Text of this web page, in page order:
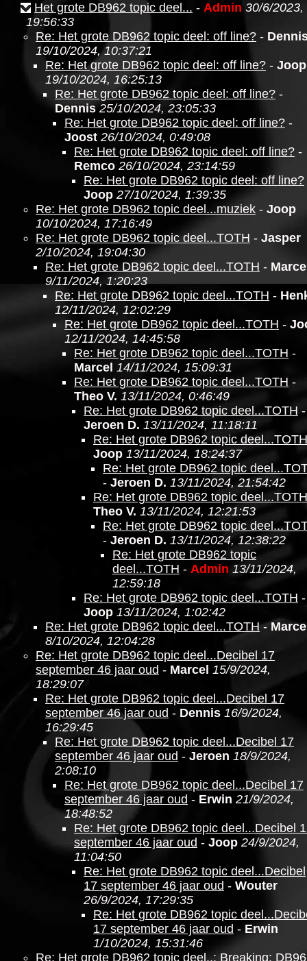
Het grote DB962 topic deel... - Admin 30/6/2023,
19:56:33
Re: Het grote DB962 topic deel: off line? -
19/10/2024, 10:37:21
Re: Het grote DB962 topic deel: off line? - Joop
19/10/2024, 16:25:13
Re: Het grote DB962 topic deel: off line? -
Dennis 25/10/2024, 23:05:33
Re: Het grote DB962 topic deel: off line? -
Joost 26/10/2024, 0:49:08
Re: Het grote DB962 topic deel: off line? -
Remco 26/10/2024, 23:14:59
Re: Het grote DB962 topic deel: off line?
Joop 27/10/2024, 1:39:35
Re: Het grote DB962 topic deel...muziek - Joop
10/10/2024, 17:16:49
Re: Het grote DB962 topic deel...TOTH - Jasper
2/10/2024, 19:04:30
Re: Het grote DB962 topic deel...TOTH -
9/11/2024, 1:20:23
Re: Het grote DB962 topic deel...TOTH -
12/11/2024, 12:02:29
Re: Het grote DB962 topic deel...TOTH -
12/11/2024, 14:45:58
Re: Het grote DB962 topic deel...TOTH -
Marcel 14/11/2024, 15:09:31
Re: Het grote DB962 topic deel...TOTH -
Theo V. 13/11/2024, 0:46:49
Re: Het grote DB962 topic deel...TOTH -
Jeroen D. 13/11/2024, 11:18:11
Re: Het grote DB962 topic deel...TOTH
Joop 13/11/2024, 18:24:37
Re: Het grote DB962 topic
- Jeroen D. 13/11/2024, 21:54:42
Re: Het grote DB962 topic deel...TOTH
Theo V. 13/11/2024, 12:21:53
Re: Het grote DB962 topic
- Jeroen D. 13/11/2024, 12:38:22
Re: Het grote DB962 topic
deel...TOTH - Admin 13/11/2024,
12:59:18
Re: Het grote DB962 topic deel...TOTH -
Joop 13/11/2024, 1:02:42
Re: Het grote DB962 topic deel...TOTH-
8/10/2024, 12:04:28
Re: Het grote DB962 topic deel...Decibel 17
september 46 jaar oud - Marcel 15/9/2024,
18:29:07
Re: Het grote DB962 topic deel...Decibel 17
september 46 jaar oud - Dennis 16/9/2024,
16:29:45
Re: Het grote DB962 topic deel...Decibel 17
september 46 jaar oud - Jeroen 18/9/2024,
2:08:10
Re: Het grote DB962 topic deel...Decibel 17
september 46 jaar oud - Erwin 21/9/2024,
18:48:52
Re: Het grote DB962 topic deel...Decibel
september 46 jaar oud - Joop 24/9/2024,
11:04:50
Re: Het grote DB962 topic deel...Decibel
17 september 46 jaar oud - Wouter
26/9/2024, 17:29:35
Re: Het grote DB962 topic
17 september 46 jaar oud - Erwin
1/10/2024, 15:31:46
Re: Het grote DB962 topic deel..: Breaking: